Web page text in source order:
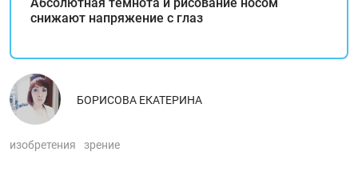
снижают напряжение с глаз
БОРИСОВА ЕКАТЕРИНА
изобретения зрение